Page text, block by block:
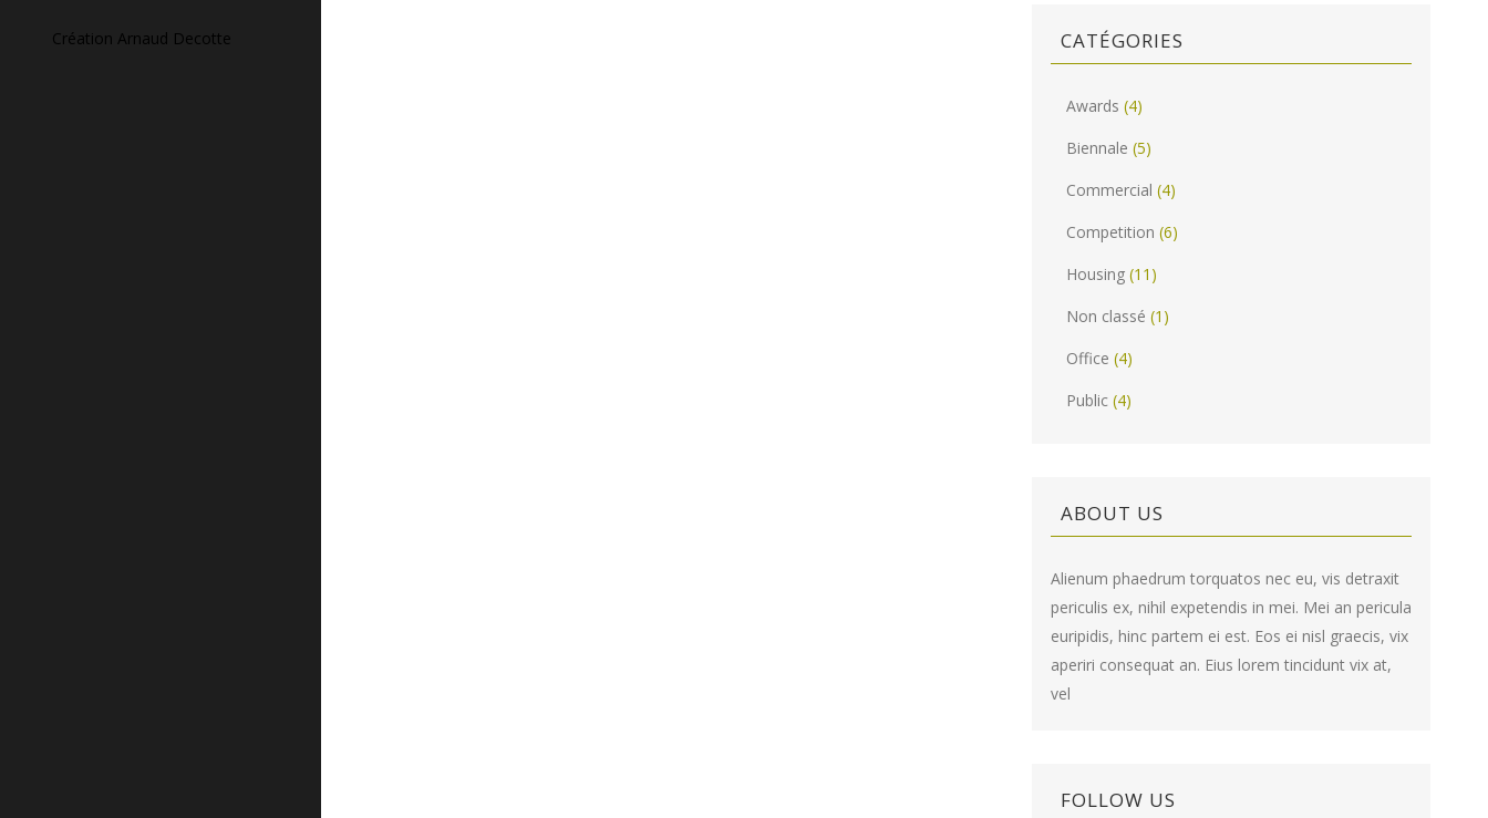
Création Arnaud Decotte CATÉGORIES
Awards (4)
Biennale (5)
Commercial (4)
Competition (6)
Housing (11)
Non classé (1)
Office (4)
Public (4)
ABOUT US
Alienum phaedrum torquatos nec eu, vis detraxit
periculis ex, nihil expetendis in mei. Mei an pericula
euripidis, hinc partem ei est. Eos ei nisl graecis, vix
aperiri consequat an. Eius lorem tincidunt vix at,
vel
FOLLOW US